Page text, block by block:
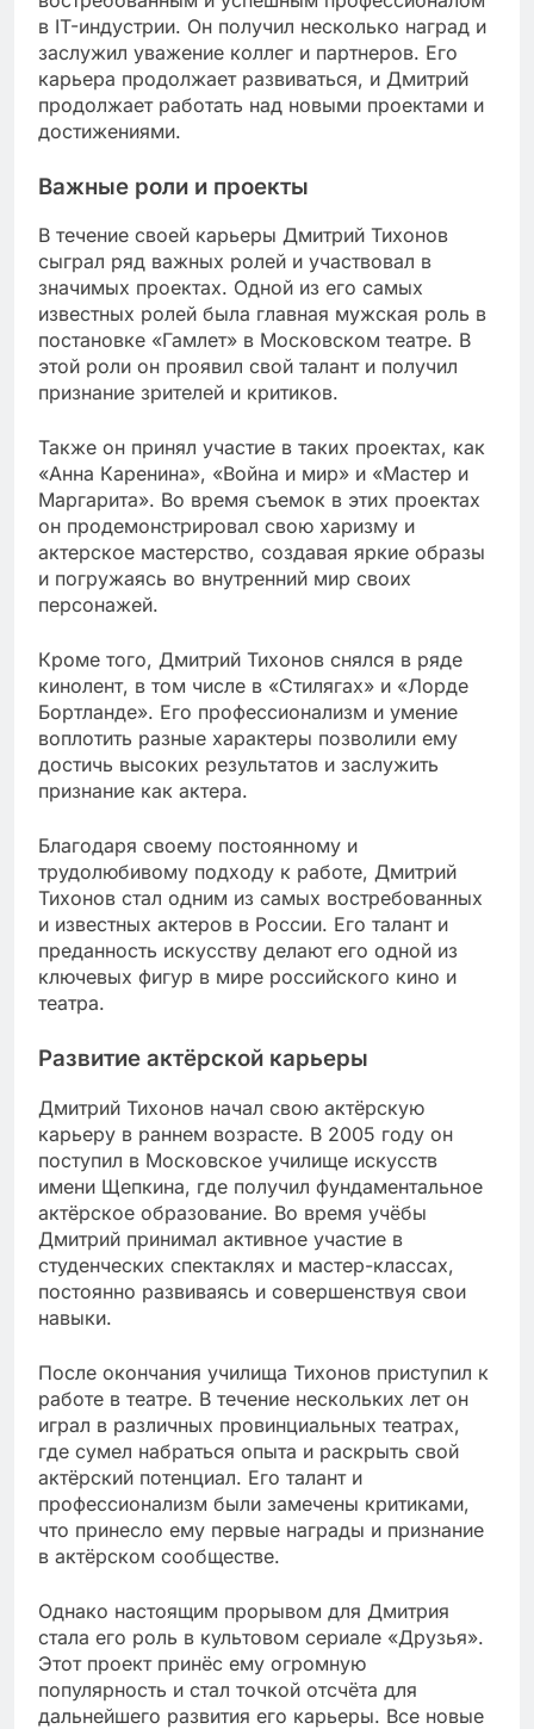
в IT-индустрии. Он получил несколько наград и
заслужил уважение коллег и партнеров. Его
карьера продолжает развиваться, и Дмитрий
продолжает работать над новыми проектами и
достижениями.
Важные роли и проекты
В течение своей карьеры Дмитрий Тихонов
сыграл ряд важных ролей и участвовал в
значимых проектах. Одной из его самых
известных ролей была главная мужская роль в
постановке «Гамлет» в Московском театре. В
этой роли он проявил свой талант и получил
признание зрителей и критиков.
Также он принял участие в таких проектах, как
«Анна Каренина», «Война и мир» и «Мастер и
Маргарита». Во время съемок в этих проектах
он продемонстрировал свою харизму и
актерское мастерство, создавая яркие образы
и погружаясь во внутренний мир своих
персонажей.
Кроме того, Дмитрий Тихонов снялся в ряде
кинолент, в том числе в «Стилягах» и «Лорде
Бортланде». Его профессионализм и умение
воплотить разные характеры позволили ему
достичь высоких результатов и заслужить
признание как актера.
Благодаря своему постоянному и
трудолюбивому подходу к работе, Дмитрий
Тихонов стал одним из самых востребованных
и известных актеров в России. Его талант и
преданность искусству делают его одной из
ключевых фигур в мире российского кино и
театра.
Развитие актёрской карьеры
Дмитрий Тихонов начал свою актёрскую
карьеру в раннем возрасте. В 2005 году он
поступил в Московское училище искусств
имени Щепкина, где получил фундаментальное
актёрское образование. Во время учёбы
Дмитрий принимал активное участие в
студенческих спектаклях и мастер-классах,
постоянно развиваясь и совершенствуя свои
навыки.
После окончания училища Тихонов приступил к
работе в театре. В течение нескольких лет он
играл в различных провинциальных театрах,
где сумел набраться опыта и раскрыть свой
актёрский потенциал. Его талант и
профессионализм были замечены критиками,
что принесло ему первые награды и признание
в актёрском сообществе.
Однако настоящим прорывом для Дмитрия
стала его роль в культовом сериале «Друзья».
Этот проект принёс ему огромную
популярность и стал точкой отсчёта для
дальнейшего развития его карьеры. Все новые